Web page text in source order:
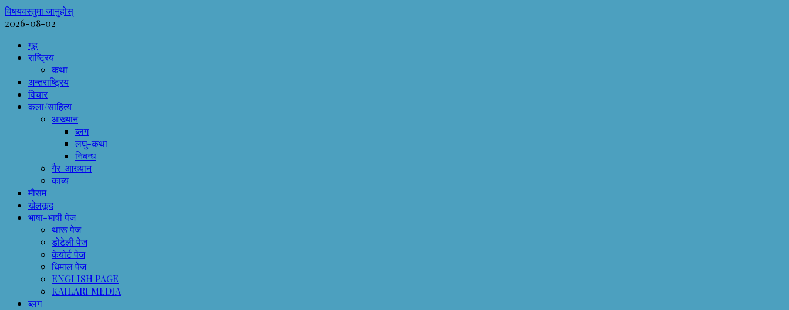
विषयवस्तुमा जानुहोस्
2026-08-02
गृह
राष्ट्रिय
कथा
अन्तराष्ट्रिय
विचार
कला/साहित्य
आख्यान
ब्लग
लघु-कथा
निबन्ध
गैर-आख्यान
काब्य
मौसम
खेलकूद
भाषा-भाषी पेज
थारू पेज
डोटेली पेज
केयोर्ट पेज
धिमाल पेज
ENGLISH PAGE
KAILARI MEDIA
ब्लग